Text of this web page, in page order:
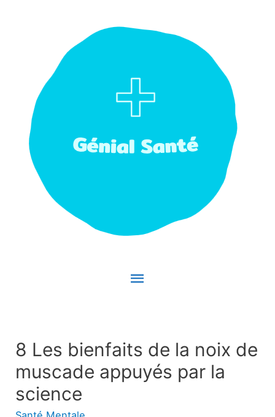
Menu
8 Les bienfaits de la noix de
muscade appuyés par la
science